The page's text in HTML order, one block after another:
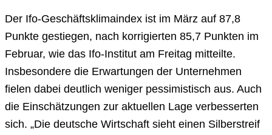
Der Ifo-Geschäftsklimaindex ist im März auf 87,8
Punkte gestiegen, nach korrigierten 85,7 Punkten im
Februar, wie das Ifo-Institut am Freitag mitteilte.
Insbesondere die Erwartungen der Unternehmen
fielen dabei deutlich weniger pessimistisch aus. Auch
die Einschätzungen zur aktuellen Lage verbesserten
sich. „Die deutsche Wirtschaft sieht einen Silberstreif